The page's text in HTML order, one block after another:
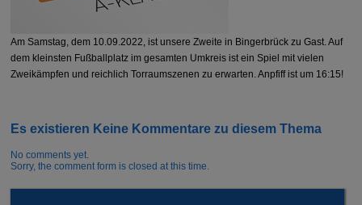
Am Samstag, dem 10.09.2022, ist unsere Zweite in Bingerbrück zu Gast. Auf
dem kleinsten Fußballplatz im gesamten Umkreis ist ein Spiel mit vielen
Zweikämpfen und reichlich Torraumszenen zu erwarten. Anpfiff ist um 16:15!
Es existieren Keine Kommentare zu diesem Thema
No comments yet.
Sorry, the comment form is closed at this time.